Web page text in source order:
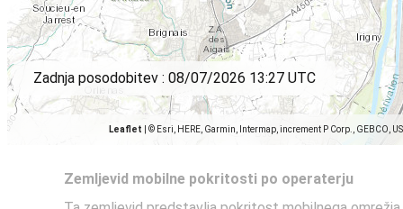
Leaflet © Esri, HERE, Garmin, Intermap, increment P Corp., GEBCO,
Zadnja posodobitev : 08/07/2026 13:27 UTC
Zemljevid mobilne pokritosti po operaterju